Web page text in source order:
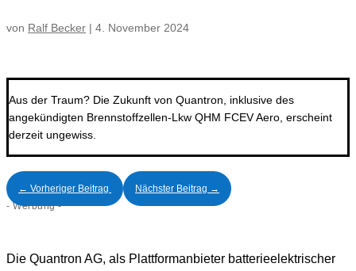
von Ralf Becker | 4. November 2024
Aus der Traum? Die Zukunft von Quantron, inklusive des
angekündigten Brennstoffzellen-Lkw QHM FCEV Aero, erscheint
derzeit ungewiss.
- Werbung -
Die Quantron AG, als Plattformanbieter batterieelektrischer
← Vorheriger Beitrag Nächster Beitrag →